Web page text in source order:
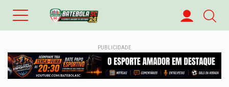
PUBLICIDADE